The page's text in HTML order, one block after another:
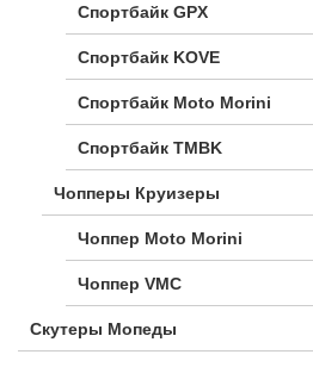
Спортбайк GPX
Спортбайк KOVE
Спортбайк Moto Morini
Спортбайк TMBK
Чопперы Круизеры
Чоппер Moto Morini
Чоппер VMC
Скутеры Мопеды